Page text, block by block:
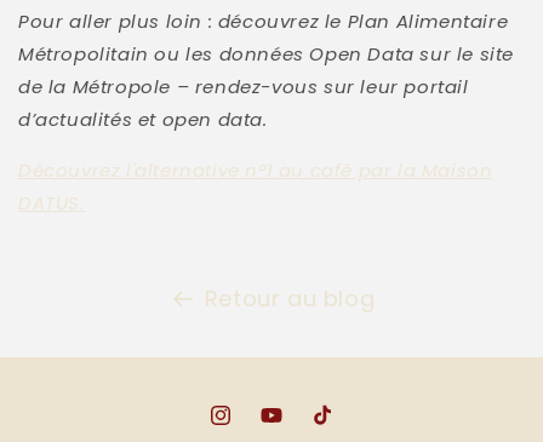
Pour aller plus loin : découvrez le Plan Alimentaire
Métropolitain ou les données Open Data sur le site
de la Métropole – rendez-vous sur leur portail
d’actualités et open data.
Découvrez l'alternative n°1 au café par la Maison
DATUS.
Retour au blog
InstagramYouTubeTikTok